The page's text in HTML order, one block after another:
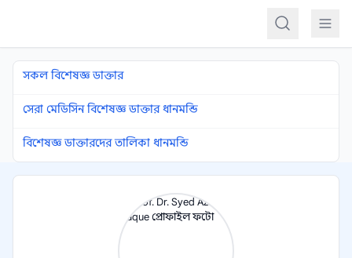
সকল বিশেষজ্ঞ ডাক্তার
সেরা মেডিসিন বিশেষজ্ঞ ডাক্তার ধানমন্ডি
বিশেষজ্ঞ ডাক্তারদের তালিকা ধানমন্ডি